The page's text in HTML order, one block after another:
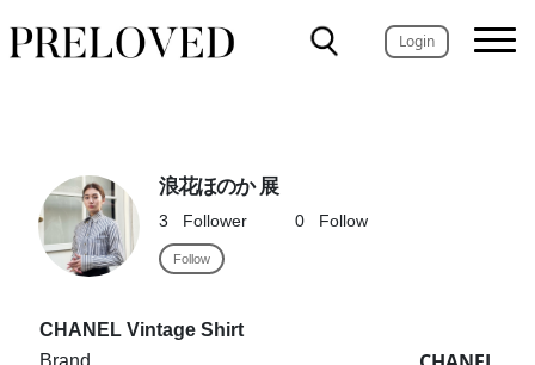
Login
浪花ほのか 展
3 Follower 0 Follow
Follow
CHANEL Vintage Shirt
Brand